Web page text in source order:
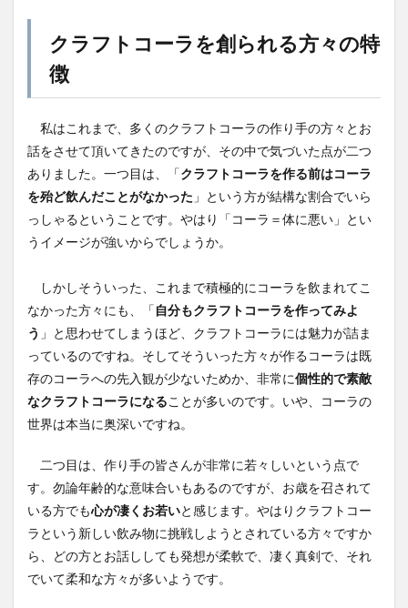
クラフトコーラを創られる方々の特
徴
私はこれまで、多くのクラフトコーラの作り手の方々とお
話をさせて頂いてきたのですが、その中で気づいた点が二つ
ありました。一つ目は、「クラフトコーラを作る前はコーラ
を殆ど飲んだことがなかった 」という方が結構な割合でいら
っしゃるということです。やはり「コーラ＝体に悪い」とい
うイメージが強いからでしょうか。
しかしそういった、これまで積極的にコーラを飲まれてこ
なかった方々にも、「自分もクラフトコーラを作ってみよ
う 」と思わせてしまうほど、クラフトコーラには魅力が詰ま
っているのですね。そしてそういった方々が作るコーラは既
存のコーラへの先入観が少ないためか、非常に個性的で素敵
なクラフトコーラになることが多いのです。いや、コーラの
世界は本当に奥深いですね。
二つ目は、作り手の皆さんが非常に若々しいという点で
す。勿論年齢的な意味合いもあるのですが、お歳を召されて
いる方でも心が凄くお若いと感じます。やはりクラフトコー
ラという新しい飲み物に挑戦しようとされている方々ですか
ら、どの方とお話ししても発想が柔軟で、凄く真剣で、それ
でいて柔和な方々が多いようです。
腸活
自家製コーラ
自由が丘バーガー
萬金コーラ
薩摩クラフトコーラ
薬膳発酵コーラ
鎌倉龍神コーラ
霧島クラフトコーラ
飲食店情報
香川
高知クラフトコーラ
高知コーラ
魚沼の里
羽田ブルワリー
美容
手作り
湧き水のキハダコーラ
日々乃コーラ
横浜クラフトコーラ
武蔵小山 歴史
沖縄
瀬戸内三豊コーラ
紺金コーラ
炭酸水
炭酸飲料
無印良品 熊本コーラ
琉球コーラ
神コーラ
空水りょーすけ 糖分
紹介
ノンアルコールドリンク
shima cola
SOIL SPAICE9
SPICE 9
SPICE DRINK SYRUP クラフトコーラ
suiu
TOBA TOBA COLA
TOKYOクラフトコーラ
UMAMI COLA
YASOコーラ
YATA COLA
YOKOHAMAクラフトコーラ